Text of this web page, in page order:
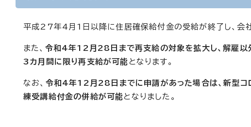
平成27年4月1日以降に住居確保給付金の受給が終了し、会
また、 令和4年12月28日まで再支給の対象を拡大し、解雇以
3カ月間に限り再支給が可能 となります。
なお、 令和4年12月28日までに申請があった場合は、新型コ
練受講給付金の併給が可能 となりました。